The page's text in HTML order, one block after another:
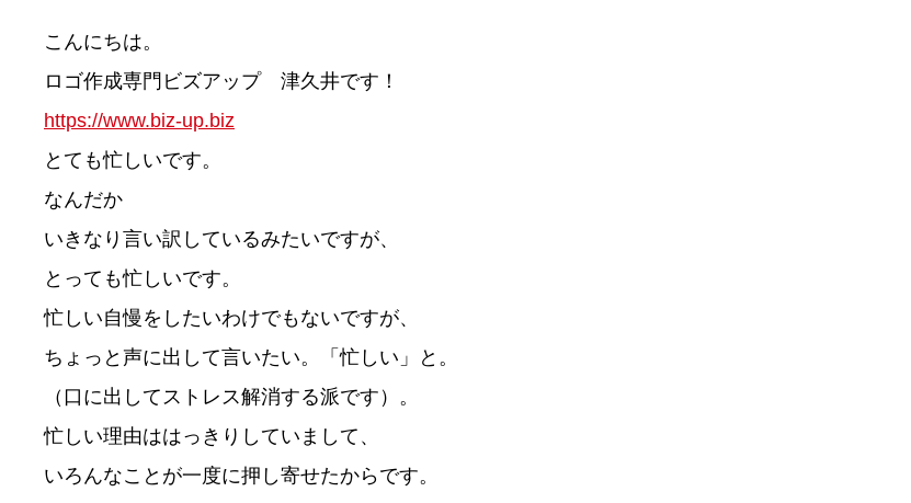
こんにちは。
https://www.biz-up.biz
とても忙しいです。
なんだか
いきなり言い訳しているみたいですが、
とっても忙しいです。
忙しい自慢をしたいわけでもないですが、
ちょっと声に出して言いたい。「忙しい」と。
（口に出してストレス解消する派です）。
忙しい理由ははっきりしていまして、
いろんなことが一度に押し寄せたからです。